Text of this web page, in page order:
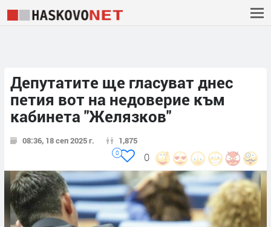
Депутатите ще гласуват днес
петия вот на недоверие към
кабинета "Желязков"
08:36, 18 сеп 2025 г. 1,875
0
0